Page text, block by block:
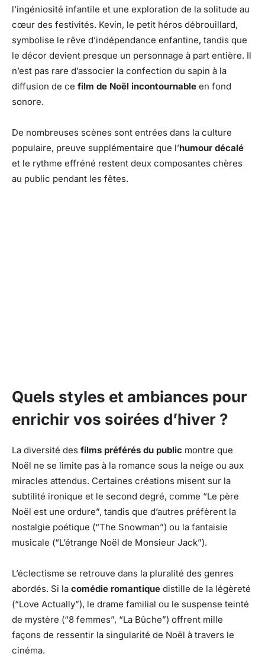
l’ingéniosité infantile et une exploration de la solitude au
cœur des festivités. Kevin, le petit héros débrouillard,
symbolise le rêve d’indépendance enfantine, tandis que
le décor devient presque un personnage à part entière. Il
n’est pas rare d’associer la confection du sapin à la
diffusion de ce film de Noël incontournable en fond
sonore.
De nombreuses scènes sont entrées dans la culture
populaire, preuve supplémentaire que l’humour décalé
et le rythme effréné restent deux composantes chères
au public pendant les fêtes.
Quels styles et ambiances pour
enrichir vos soirées d’hiver ?
La diversité des films préférés du public montre que
Noël ne se limite pas à la romance sous la neige ou aux
miracles attendus. Certaines créations misent sur la
subtilité ironique et le second degré, comme “Le père
Noël est une ordure”, tandis que d’autres préfèrent la
nostalgie poétique (“The Snowman”) ou la fantaisie
musicale (“L’étrange Noël de Monsieur Jack”).
L’éclectisme se retrouve dans la pluralité des genres
abordés. Si la comédie romantique distille de la légèreté
(“Love Actually”), le drame familial ou le suspense teinté
de mystère (“8 femmes”, “La Bûche”) offrent mille
façons de ressentir la singularité de Noël à travers le
cinéma.